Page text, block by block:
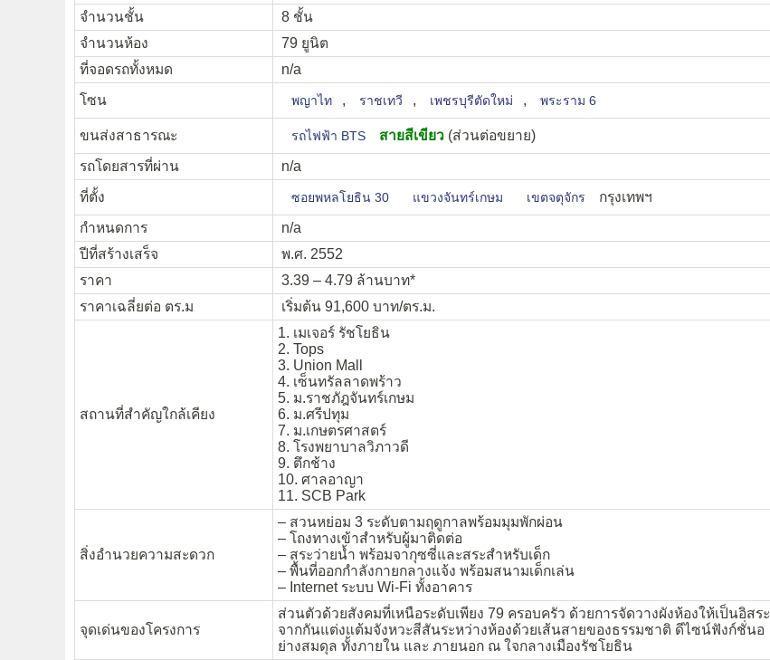
จำนวนชั้น
8 ชั้น
จำนวนห้อง
79 ยูนิต
ที่จอดรถทั้งหมด
n/a
โซน
พญาไท , ราชเทวี , เพชรบุรีตัดใหม่ , พระราม 6
ขนส่งสาธารณะ รถไฟฟ้า BTS สายสีเขียว(ส่วนต่อขยาย)
รถโดยสารที่ผ่าน
n/a
ที่ตั้ง
ซอยพหลโยธิน 30 แขวงจันทร์เกษม เขตจตุจักร
กรุงเทพฯ
กำหนดการ
n/a
ปีที่สร้างเสร็จ
พ.ศ. 2552
ราคา
3.39 – 4.79 ล้านบาท*
ราคาเฉลี่ยต่อ ตร.ม
เริ่มต้น 91,600 บาท/ตร.ม.
สถานที่สำคัญใกล้เคียง
1. เมเจอร์ รัชโยธิน
2. Tops
3. Union Mall
4. เซ็นทรัลลาดพร้าว
5. ม.ราชภัฎจันทร์เกษม
6. ม.ศรีปทุม
7. ม.เกษตรศาสตร์
8. โรงพยาบาลวิภาวดี
9. ตึกช้าง
10. ศาลอาญา
11. SCB Park
สิ่งอำนวยความสะดวก
– สวนหย่อม 3 ระดับตามฤดูกาลพร้อมมุมพักผ่อน
– โถงทางเข้าสำหรับผู้มาติดต่อ
– สระว่ายน้ำ พร้อมจากุซซี่และสระสำหรับเด็ก
– พื้นที่ออกกำลังกายกลางแจ้ง พร้อมสนามเด็กเล่น
– Internet ระบบ Wi-Fi ทั้งอาคาร
จุดเด่นของโครงการ
ส่วนตัวด้วยสังคมที่เหนือระดับเพียง 79 ครอบครัว ด้วยการจัดวางผังห้องให้เป็นอิสระ
จากกันแต่งแต้มจังหวะสีสันระหว่างห้องด้วยเส้นสายของธรรมชาติ ดีไซน์ฟังก์ชั่นอ
ย่างสมดุล ทั้งภายใน และ ภายนอก ณ ใจกลางเมืองรัชโยธิน